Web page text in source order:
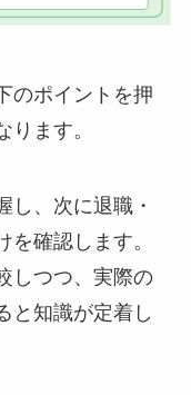
のポイントを押
ます。
し、次に退職・
確認します。
しつつ、実際の
と知識が定着し